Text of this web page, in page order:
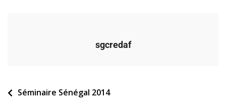
sgcredaf
Navigation
Séminaire Sénégal 2014